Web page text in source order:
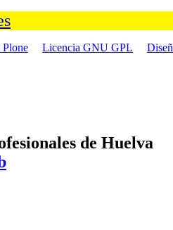
Plone Licencia GNU GPL
de Huelva